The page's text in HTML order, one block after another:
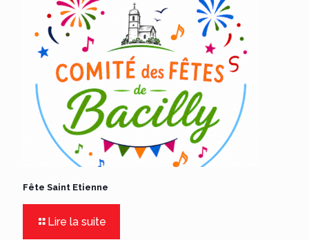
Fête Saint Etienne
Lire la suite